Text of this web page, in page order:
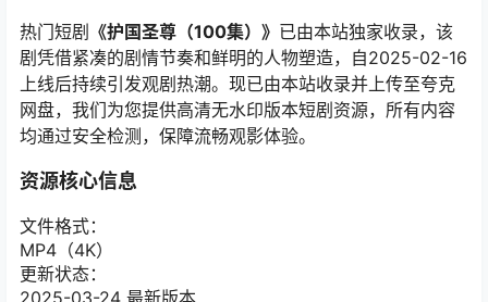
热门短剧 《护国圣尊（100集）》 已由本站独家收录，该
剧凭借紧凑的剧情节奏和鲜明的人物塑造，自2025-02-16
上线后持续引发观剧热潮。现已由本站收录并上传至夸克
网盘，我们为您提供高清无水印版本短剧资源，所有内容
均通过安全检测，保障流畅观影体验。
资源核心信息
文件格式：
MP4（4K）
更新状态：
2025-03-24 最新版本